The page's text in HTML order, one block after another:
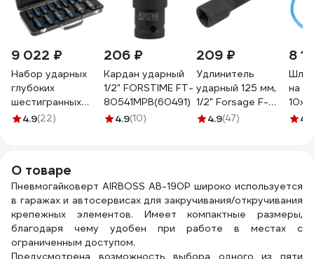
9 022 ₽
Набор ударных
глубоких
шестигранных
головок (15 шт; 1/2;
4.9(22)
206 ₽
Кардан ударный
1/2" FORSTIME FT-
80541MPB(60491)
4.9(10)
209 ₽
Удлинитель
ударный 125 мм,
1/2" Forsage F-
8044125K(59072)
4.9(47)
8
на
4.7
О товаре
Пневмогайковерт AIRBOSS AB-190P широко используется
в гаражах и автосервисах для закручивания/откручивания
крепежных элементов. Имеет компактные размеры,
благодаря чему удобен при работе в местах с
ограниченным доступом.
Предусмотрена возможность выбора одного из пяти